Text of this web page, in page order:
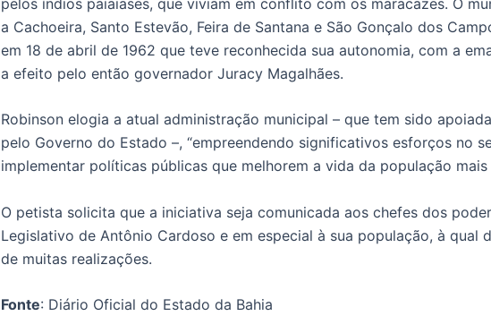
a Cachoeira, Santo Estevão, Feira de Santana e São Gonçalo dos
em 18 de abril de 1962 que teve reconhecida sua autonomia, com a
a efeito pelo então governador Juracy Magalhães.
Robinson elogia a atual administração municipal – que tem sido
pelo Governo do Estado –, “empreendendo significativos esforços no
implementar políticas públicas que melhorem a vida da população mais
O petista solicita que a iniciativa seja comunicada aos chefes dos
Legislativo de Antônio Cardoso e em especial à sua população, à qual
de muitas realizações.
Fonte: Diário Oficial do Estado da Bahia